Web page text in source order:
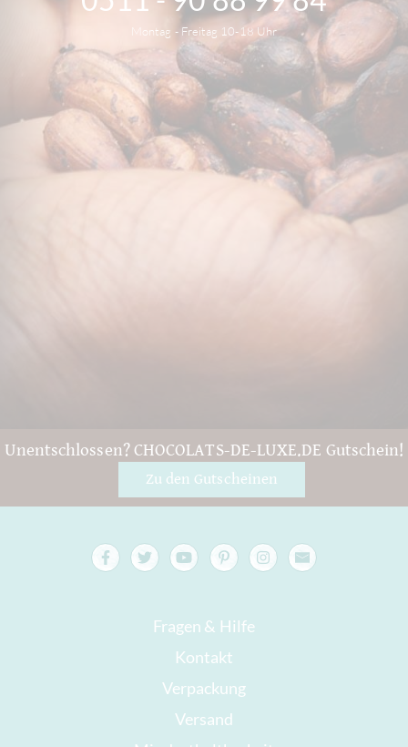
Montag - Freitag 10-18 Uhr
Unentschlossen? CHOCOLATS-DE-LUXE.DE Gutschein!
Zu den Gutscheinen
Fragen & Hilfe
Kontakt
Verpackung
Versand